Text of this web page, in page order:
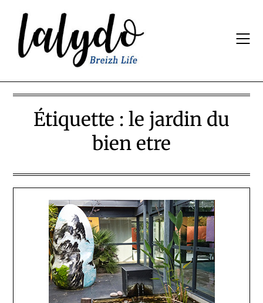
content
Étiquette : le jardin du
bien etre